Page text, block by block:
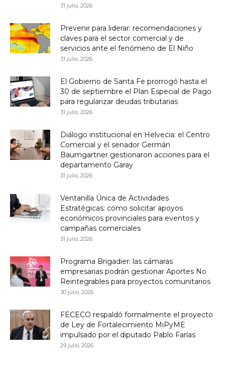
31 julio, 2026
Prevenir para liderar: recomendaciones y
claves para el sector comercial y de
servicios ante el fenómeno de El Niño
31 julio, 2026
El Gobierno de Santa Fe prorrogó hasta el
30 de septiembre el Plan Especial de Pago
para regularizar deudas tributarias
31 julio, 2026
Diálogo institucional en Helvecia: el Centro
Comercial y el senador Germán
Baumgartner gestionaron acciones para el
departamento Garay
31 julio, 2026
Ventanilla Única de Actividades
Estratégicas: cómo solicitar apoyos
económicos provinciales para eventos y
campañas comerciales
31 julio, 2026
Programa Brigadier: las cámaras
empresarias podrán gestionar Aportes No
Reintegrables para proyectos comunitarios
30 julio, 2026
FECECO respaldó formalmente el proyecto
de Ley de Fortalecimiento MiPyME
impulsado por el diputado Pablo Farías
29 julio, 2026